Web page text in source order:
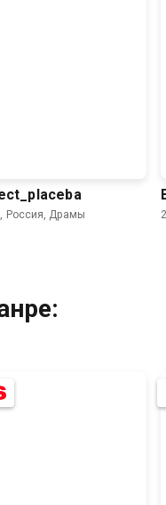
Россия, Драмы
4.8